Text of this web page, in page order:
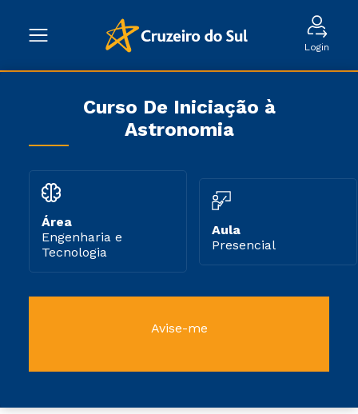
Login
Curso De Iniciação à
Astronomia
Área
Engenharia e
Tecnologia
Aula
Presencial
Avise-me